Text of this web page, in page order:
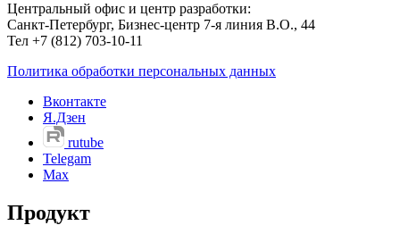
Центральный офис и центр разработки:
Санкт-Петербург, Бизнес-центр 7-я линия В.О., 44
Тел +7 (812) 703-10-11
Политика обработки персональных данных
Вконтакте
Я.Дзен
rutube
Telegam
Max
Продукт